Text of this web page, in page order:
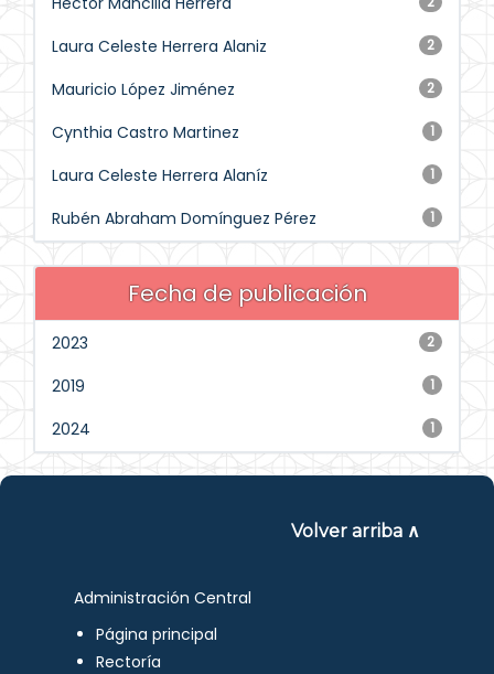
2
Laura Celeste Herrera Alaniz
2
Mauricio López Jiménez
1
Cynthia Castro Martinez
1
Laura Celeste Herrera Alaníz
1
Rubén Abraham Domínguez Pérez
Fecha de publicación
2
2023
1
2019
1
2024
Volver arriba ∧
Administración Central
Página principal
Rectoría